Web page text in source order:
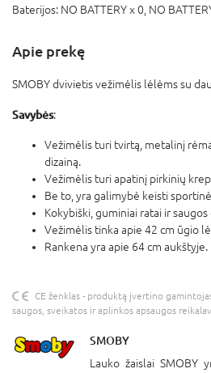
Baterijos: NO BATTERY x 0, NO
Apie prekę
SMOBY dvivietis vežimėlis lėlėms su
Savybės:
Vežimėlis turi tvirtą, metalinį
dizainą.
Vežimėlis turi apatinį pirkinių
Be to, yra galimybė keisti
Kokybiški, guminiai ratai ir saugos
Vežimėlis tinka apie 42 cm ūgio
Rankena yra apie 64 cm aukštyje.
CE ženklas - produktą įvertino
saugos, sveikatos ir aplinkos apsaugos
SMOBY
Lauko žaislai SMOBY